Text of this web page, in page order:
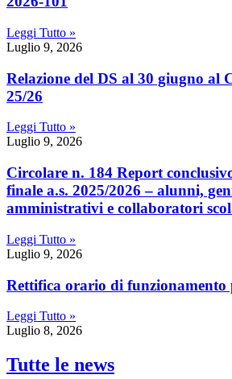
Leggi Tutto »
Luglio 9, 2026
Relazione del DS al 30 giugno al
25/26
Leggi Tutto »
Luglio 9, 2026
Circolare n. 184 Report
finale a.s. 2025/2026 – alunni,
amministrativi e collaboratori
Leggi Tutto »
Luglio 9, 2026
Rettifica orario di funzionamento
Leggi Tutto »
Luglio 8, 2026
Tutte le news